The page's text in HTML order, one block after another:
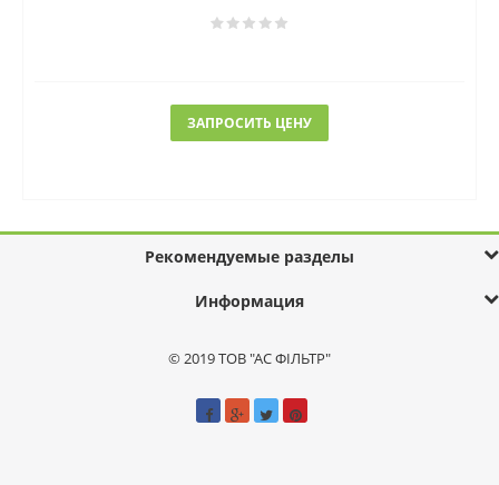
ЗАПРОСИТЬ ЦЕНУ
Рекомендуемые разделы
Информация
© 2019 ТОВ "АС ФІЛЬТР"